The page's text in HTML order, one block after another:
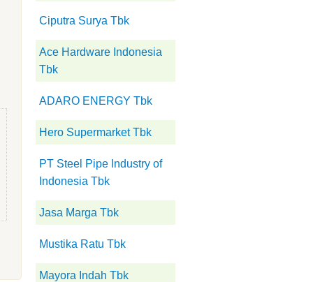
Ciputra Surya Tbk
Ace Hardware Indonesia
Tbk
ADARO ENERGY Tbk
Hero Supermarket Tbk
PT Steel Pipe Industry of
Indonesia Tbk
Jasa Marga Tbk
Mustika Ratu Tbk
Mayora Indah Tbk